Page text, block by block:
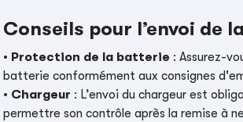
Conseils pour l’envoi de
• Protection de la batterie : Assurez-
batterie conformément aux consignes
• Chargeur : L’envoi du chargeur est
permettre son contrôle après la remise à